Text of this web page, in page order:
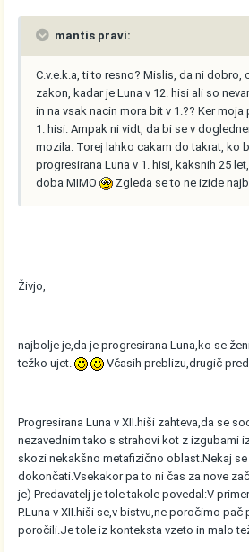
mantis pravi:
C.v.e.k.a, ti to resno? Mislis, da ni
zakon, kadar je Luna v 12. hisi ali so
in na vsak nacin mora bit v 1.?? Ker
1. hisi. Ampak ni vidt, da bi se v
mozila. Torej lahko cakam do takrat, ko
progresirana Luna v 1. hisi, kaksnih 25
doba MIMO
Zgleda se to ne izide
Živjo,
najbolje je,da je progresirana Luna,ko se
težko ujet.
Včasih preblizu,drugič
Progresirana Luna v XII.hiši zahteva,da se
nezavednim tako s strahovi kot z izgubami
skozi nekakšno metafizično oblast.Nekaj
dokončati.Vsekakor pa to ni čas za nove
je) Predavatelj je tole takole povedal:V
P.Luna v XII.hiši se,v bistvu,ne poročimo
poročili.Je tole iz konteksta vzeto in malo